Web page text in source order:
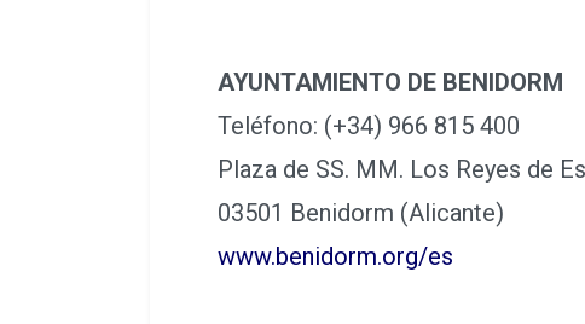
AYUNTAMIENTO DE BENIDORM
Teléfono: (+34) 966 815 400
Plaza de SS. MM. Los Reyes de
03501 Benidorm (Alicante)
www.benidorm.org/es